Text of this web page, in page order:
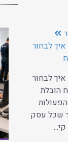
לבחור
לבחור
הובלת
שכל עסק